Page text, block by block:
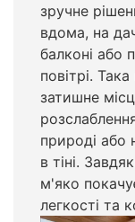
зручне
вдома, на
балконі або
повітрі.
затишне
природі або
в тіні.
м'яко
легкості та